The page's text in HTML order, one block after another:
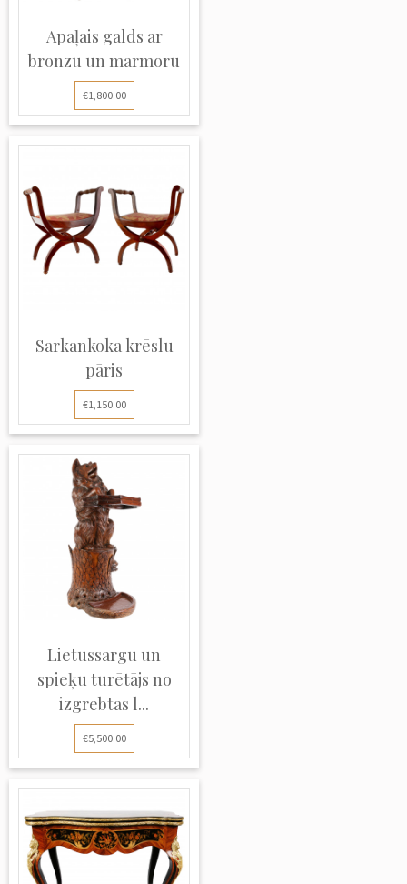
Apaļais galds ar
bronzu un marmoru
€1,800.00
Sarkankoka krēslu
pāris
€1,150.00
Lietussargu un
spieķu turētājs no
izgrebtas l...
€5,500.00